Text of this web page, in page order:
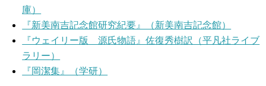
庫）
『新美南吉記念館研究紀要』（新美南吉記念館）
『ウェイリー版 源氏物語』佐復秀樹訳（平凡社ライブ
ラリー）
『岡潔集』（学研）